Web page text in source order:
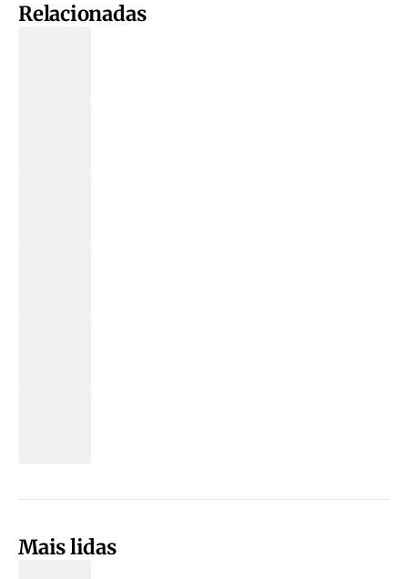
Relacionadas
Mais lidas